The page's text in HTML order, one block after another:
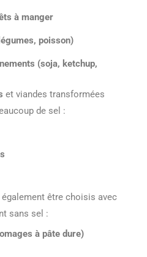
à manger
poisson)
(soja, ketchup,
et viandes transformées
de sel :
être choisis avec
sans sel :
à pâte dure)